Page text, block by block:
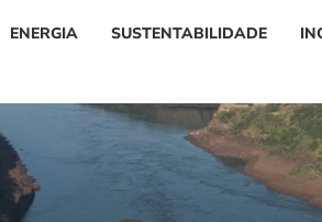
ENERGIA SUSTENTABILIDADE